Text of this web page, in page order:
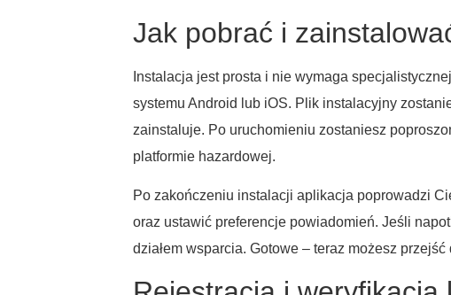
Jak pobrać i
Instalacja jest prosta i nie wymaga
systemu Android lub iOS. Plik instalacyjny
zainstaluje. Po uruchomieniu zostaniesz
platformie hazardowej.
Po zakończeniu instalacji aplikacja poprowadzi
oraz ustawić preferencje powiadomień. Jeśli
działem wsparcia. Gotowe – teraz możesz